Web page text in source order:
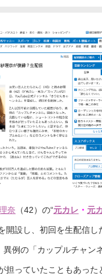
奈 （42）の“元カレ ・ 元
設し、初回を生配信し
異例の「カップルチャン
担っていたこともあっ